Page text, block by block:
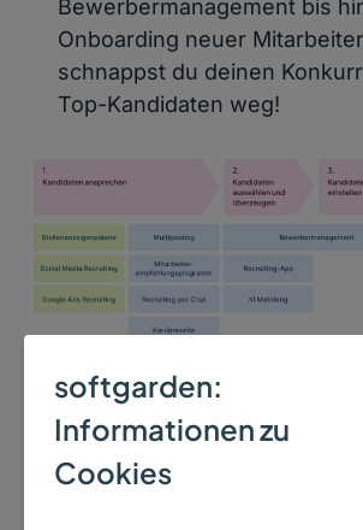
softgarden:
Informationen zu
Cookies
Bewerbermanagement bis
Onboarding neuer
schnappst du deinen
Top-Kandidaten weg!